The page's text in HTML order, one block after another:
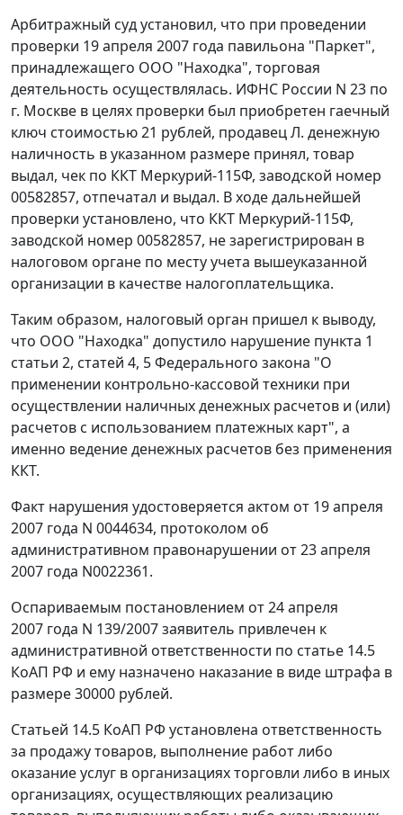
Арбитражный суд установил, что при проведении
проверки 19 апреля 2007 года павильона "Паркет",
принадлежащего ООО "Находка", торговая
деятельность осуществлялась. ИФНС России N 23 по
г. Москве в целях проверки был приобретен гаечный
ключ стоимостью 21 рублей, продавец Л. денежную
наличность в указанном размере принял, товар
выдал, чек по ККТ Меркурий-115Ф, заводской номер
00582857, отпечатал и выдал. В ходе дальнейшей
проверки установлено, что ККТ Меркурий-115Ф,
заводской номер 00582857, не зарегистрирован в
налоговом органе по месту учета вышеуказанной
организации в качестве налогоплательщика.
Таким образом, налоговый орган пришел к выводу,
что ООО "Находка" допустило нарушение пункта 1
статьи 2, статей 4, 5Федерального закона "О
применении контрольно-кассовой техники при
осуществлении наличных денежных расчетов и (или)
расчетов с использованием платежных карт", а
именно ведение денежных расчетов без применения
ККТ.
Факт нарушения удостоверяется актом от 19 апреля
2007 года N 0044634, протоколом об
административном правонарушении от 23 апреля
2007 года N0022361.
Оспариваемым постановлением от 24 апреля
2007 года N 139/2007 заявитель привлечен к
административной ответственности по статье 14.5
КоАП РФ и ему назначено наказание в виде штрафа в
размере 30000 рублей.
Статьей 14.5 КоАП РФ установлена ответственность
за продажу товаров, выполнение работ либо
оказание услуг в организациях торговли либо в иных
организациях, осуществляющих реализацию